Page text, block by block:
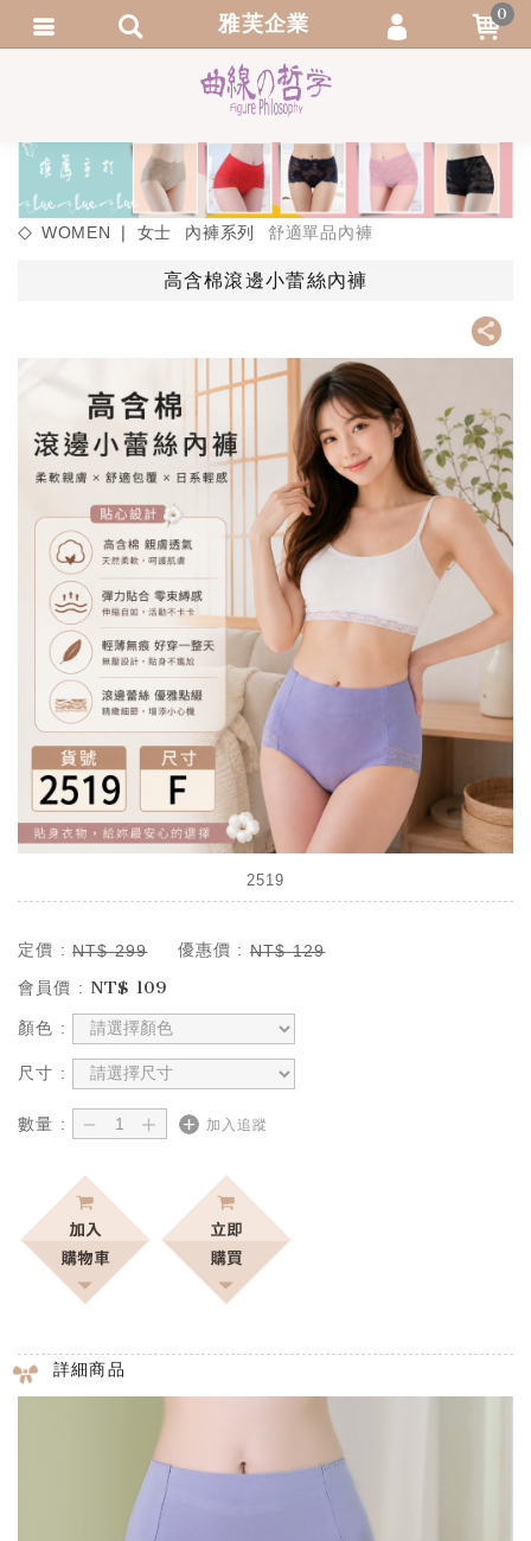
WOMEN ❘ 女士 內褲系列 舒適單品內褲
高含棉滾邊小蕾絲內褲
2519
定價 : NT$ 299 優惠價 : NT$ 129
會員價 : NT$ 109
顏色 :
尺寸 :
數量 : － ＋ 加入追蹤
詳細商品
雅芙企業 0
會員登入
會員註冊
忘記密碼
訂單查詢
繁體中文